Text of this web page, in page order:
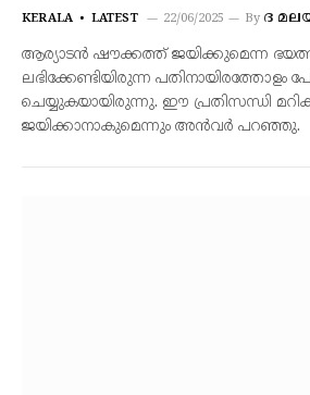
KERALA LATEST 22/06/2025 By ദ
ആര്യാടൻ ഷൗക്കത്ത് ജയിക്കുമെന്ന
ലഭിക്കേണ്ടിയിരുന്ന പതിനായിരത്തോളം
ചെയ്യുകയായിരുന്നു. ഈ പ്രതിസന്ധി
ജയിക്കാനാകുമെന്നും അൻവർ പറഞ്ഞു.